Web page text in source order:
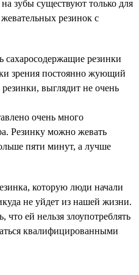
зубы существуют только для
резинок с
сахаросодержащие резинки
зрения постоянно жующий
выглядит не очень
очень много
Резинку можно жевать
пяти минут, а лучше
которую люди начали
не уйдет из нашей жизни.
ей нельзя злоупотреблять
квалифицированными